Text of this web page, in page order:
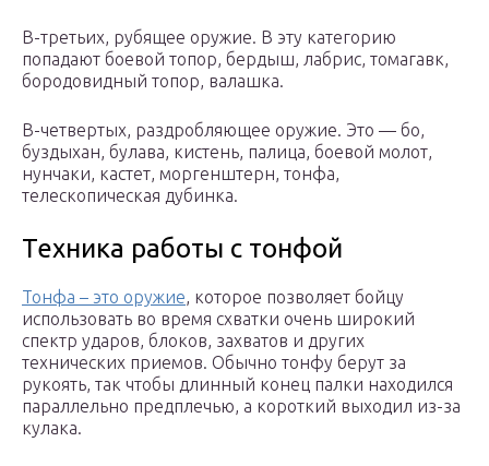
В-третьих, рубящее оружие. В эту категорию
попадают боевой топор, бердыш, лабрис, томагавк,
бородовидный топор, валашка.
В-четвертых, раздробляющее оружие. Это — бо,
буздыхан, булава, кистень, палица, боевой молот,
нунчаки, кастет, моргенштерн, тонфа,
телескопическая дубинка.
Техника работы с тонфой
Тонфа – это оружие, которое позволяет бойцу
использовать во время схватки очень широкий
спектр ударов, блоков, захватов и других
технических приемов. Обычно тонфу берут за
рукоять, так чтобы длинный конец палки находился
параллельно предплечью, а короткий выходил из-за
кулака.